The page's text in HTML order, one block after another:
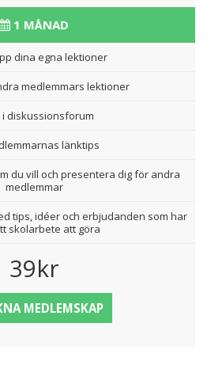
1 MÅNAD
dina egna lektioner
medlemmars lektioner
i diskussionsforum
länktips
du vill och presentera dig för andra
medlemmar
tips, idéer och erbjudanden som har
skolarbete att göra
39kr
MEDLEMSKAP